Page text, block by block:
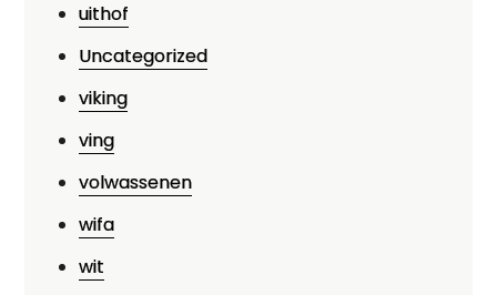
uithof
Uncategorized
viking
ving
volwassenen
wifa
wit